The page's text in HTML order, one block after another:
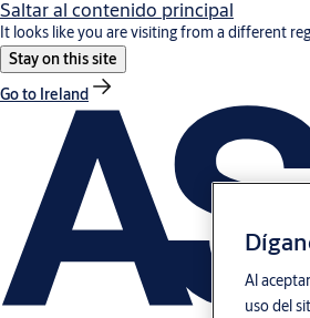
Saltar al contenido principal
It looks like you are visiting from a different
Stay on this site
Go to Ireland
Al
uso del